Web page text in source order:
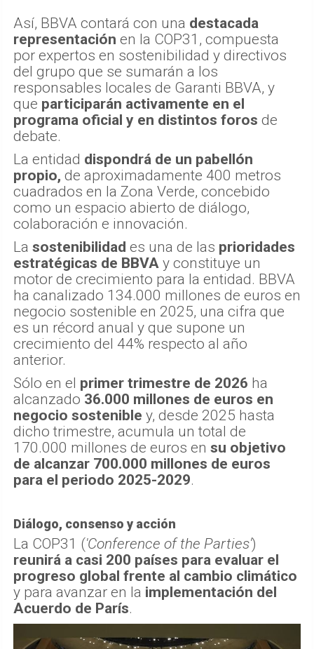
Así, BBVA contará con una destacada
representación en la COP31, compuesta
por expertos en sostenibilidad y directivos
del grupo que se sumarán a los
responsables locales de Garanti BBVA, y
que participarán activamente en el
programa oficial y en distintos foros de
debate.
La entidad dispondrá de un pabellón
propio, de aproximadamente 400 metros
cuadrados en la Zona Verde, concebido
como un espacio abierto de diálogo,
colaboración e innovación.
La sostenibilidad es una de las prioridades
estratégicas de BBVA y constituye un
motor de crecimiento para la entidad. BBVA
ha canalizado 134.000 millones de euros en
negocio sostenible en 2025, una cifra que
es un récord anual y que supone un
crecimiento del 44% respecto al año
anterior.
Sólo en el primer trimestre de 2026 ha
alcanzado 36.000 millones de euros en
negocio sostenible y, desde 2025 hasta
dicho trimestre, acumula un total de
170.000 millones de euros en su objetivo
de alcanzar 700.000 millones de euros
para el periodo 2025-2029.
Diálogo, consenso y acción
La COP31 ('Conference of the Parties')
reunirá a casi 200 países para evaluar el
progreso global frente al cambio climático
y para avanzar en la implementación del
Acuerdo de París.